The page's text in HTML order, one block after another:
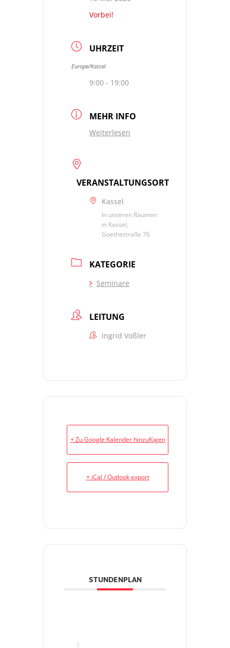
Vorbei!
UHRZEIT
Europe/Kassel
9:00 - 19:00
MEHR INFO
Weiterlesen
VERANSTALTUNGSORT
Kassel
In unseren Räumen
in Kassel,
Goethestraße 76
KATEGORIE
Seminare
LEITUNG
Ingrid Voßler
+ Zu Google Kalender hinzufügen
+ iCal / Outlook export
STUNDENPLAN